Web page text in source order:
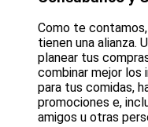
Como te
tienen una alianza.
planear tus
combinar mejor los
para tus comidas,
promociones e,
amigos u otras